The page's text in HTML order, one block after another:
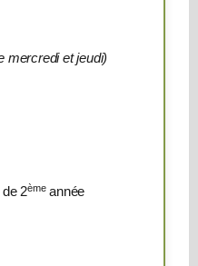
mercredi et jeudi)
de 2èmeannée